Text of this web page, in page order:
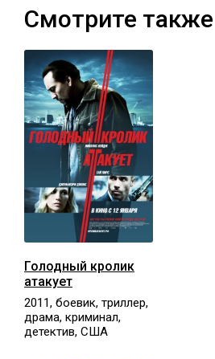
Смотрите также
Голодный кролик
атакует
2011, боевик, триллер,
драма, криминал,
детектив, США